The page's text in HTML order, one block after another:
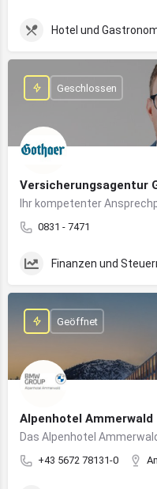
Hotel und
Versicherungsagentur
Ihr kompetenter
0831 - 7471
Geschlossen
Finanzen und
Alpenhotel Ammerwald
+43 5672 78131-0
Geöffnet